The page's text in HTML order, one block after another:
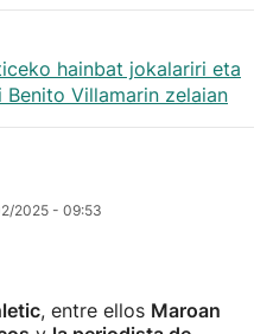
hainbat jokalariri eta
Villamarin zelaian
2025 - 09:53
, entre ellos Maroan